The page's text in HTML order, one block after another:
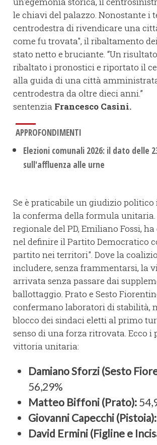
le chiavi del palazzo. Nonostante i
centrodestra di rivendicare una
come fu trovata", il ribaltamento
stato netto e bruciante. “Un
ribaltato i pronostici e riportato il
alla guida di una città
centrodestra da oltre dieci anni.”
sentenzia Francesco Casini.
APPROFONDIMENTI
Elezioni comunali 2026: il dato delle
sull'affluenza alle urne
Se è praticabile un giudizio politico
la conferma della formula unitaria.
regionale del PD, Emiliano Fossi,
nel definire il Partito Democratico
partito nei territori". Dove la
includere, senza frammentarsi, la
arrivata senza passare dai
ballottaggio. Prato e Sesto
confermano laboratori di stabilità,
blocco dei sindaci eletti al primo
senso di una forza ritrovata. Ecco i
vittoria unitaria:
Damiano Sforzi (Sesto
56,29%
Matteo Biffoni (Prato):
Giovanni Capecchi (Pistoia):
David Ermini (Figline e